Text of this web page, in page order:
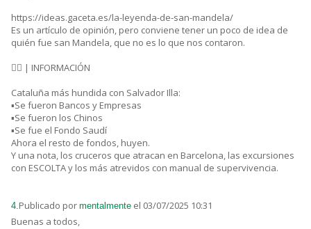
https://ideas.gaceta.es/la-leyenda-de-san-mandela/
Es un artículo de opinión, pero conviene tener un poco de idea de
quién fue san Mandela, que no es lo que nos contaron.
🕵‍♂️ | INFORMACIÓN
Cataluña más hundida con Salvador Illa:
▪️Se fueron Bancos y Empresas
▪️Se fueron los Chinos
▪️Se fue el Fondo Saudí
Ahora el resto de fondos, huyen.
Y una nota, los cruceros que atracan en Barcelona, las excursiones
con ESCOLTA y los más atrevidos con manual de supervivencia.
4.Publicado por mentalmente el 03/07/2025 10:31
Buenas a todos,